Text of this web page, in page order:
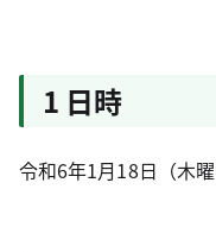
1 日時
令和6年1月18日（木